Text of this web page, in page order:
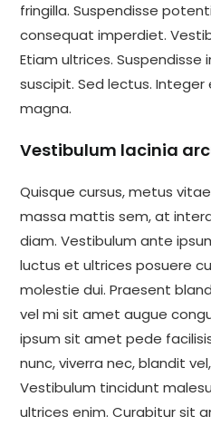
fringilla. Suspendisse
consequat imperdiet.
Etiam ultrices.
suscipit. Sed lectus.
magna.
Vestibulum lacinia
Quisque cursus, metus
massa mattis sem, at
diam. Vestibulum ante
luctus et ultrices posuere
molestie dui. Praesent
vel mi sit amet augue
ipsum sit amet pede
nunc, viverra nec, blandit
Vestibulum tincidunt
ultrices enim. Curabitur sit